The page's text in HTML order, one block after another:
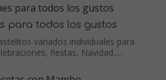
para todos los gustos
variados individuales para
fiestas, Navidad.....